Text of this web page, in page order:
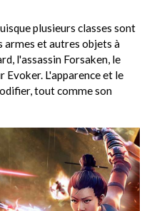
plusieurs classes sont
et autres objets à
l'assassin Forsaken, le
Evoker. L'apparence et le
tout comme son